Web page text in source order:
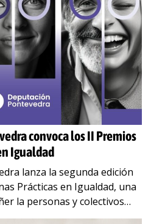
convoca los II Premios
Igualdad
lanza la segunda edición
Prácticas en Igualdad, una
la personas y colectivos
están procurando avances…